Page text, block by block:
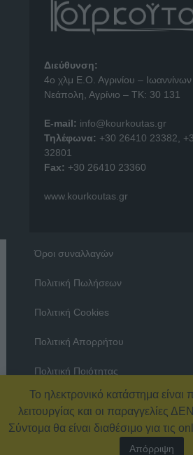
Διεύθυνση:
4o χλμ Ε.Ο. Αγρινίου – Ιωαννίνων
Νεάπολη, Αγρίνιο – ΤΚ: 30 131
E-mail: info@kourkoutas.gr
Τηλέφωνα: +30 26410 23382
32801
Fax: +30 26410 23360
www.kourkoutas.gr
Όροι συναλλαγών
Πολιτική Πωλήσεων
Πολιτική Cookies
Πολιτική Απορρήτου
Πολιτική Ποιότητας
Όροι χρήσης
© 2026 Εξοπλισμός
Το ηλεκτρονικό κατάστημα είναι
λειτουργίας και οι παραγγελίες
Σύντομα θα είναι διαθέσιμο για τις
Απόρριψη